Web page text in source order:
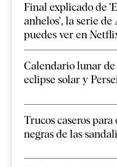
Final explicado de
anhelos', la serie
puedes ver en
Calendario lunar de
eclipse solar y
Trucos caseros
negras de las